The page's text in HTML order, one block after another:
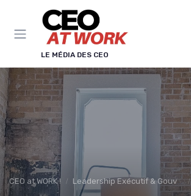
LE MÉDIA DES CEO
CEO at WORK ! Leadership Exécutif & Gouvernance
Panneau de gestion des cookies